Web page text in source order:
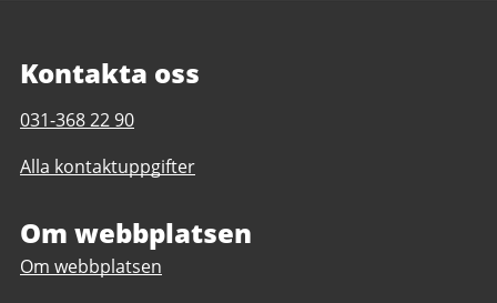
Kontakta oss
Telefonnummer
Angered
031-368 22 90
Alla kontaktuppgifter
Om webbplatsen
Om webbplatsen